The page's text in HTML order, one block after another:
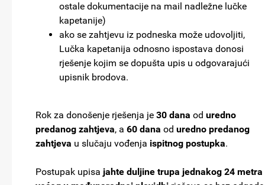
ostale dokumentacije na mail nadležne lučke
kapetanije)
ako se zahtjevu iz podneska može udovoljiti,
Lučka kapetanija odnosno ispostava donosi
rješenje kojim se dopušta upis u odgovarajući
upisnik brodova.
Rok za donošenje rješenja je 30 dana od uredno
predanog zahtjeva, a 60 dana od uredno predanog
zahtjeva u slučaju vođenja ispitnog postupka.
Postupak upisa jahte duljine trupa jednakog 24 metra